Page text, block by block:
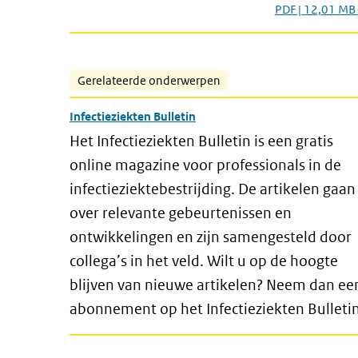
PDF | 12,01 MB
Gerelateerde onderwerpen
Infectieziekten Bulletin
Het Infectieziekten Bulletin is een gratis
online magazine voor professionals in de
infectieziektebestrijding. De artikelen gaan
over relevante gebeurtenissen en
ontwikkelingen en zijn samengesteld door
collega’s in het veld. Wilt u op de hoogte
blijven van nieuwe artikelen? Neem dan
abonnement op het Infectieziekten